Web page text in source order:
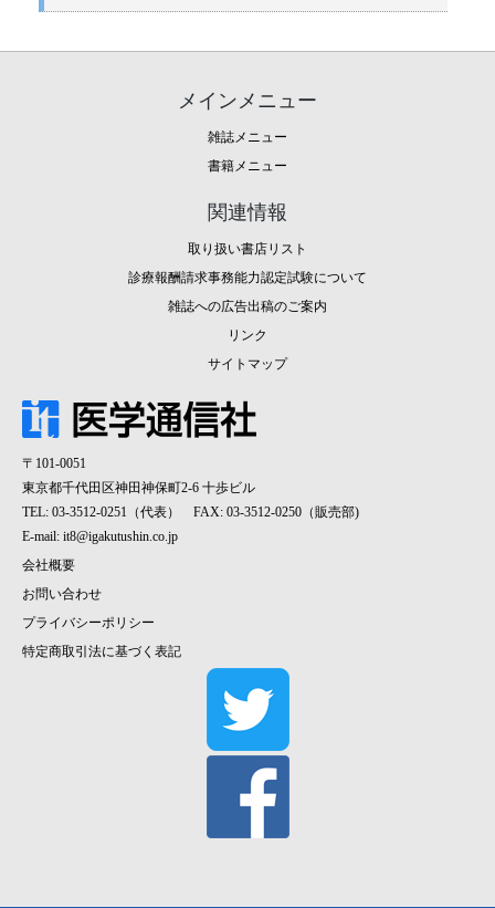
メインメニュー
雑誌メニュー
書籍メニュー
関連情報
取り扱い書店リスト
診療報酬請求事務能力認定試験について
雑誌への広告出稿のご案内
リンク
サイトマップ
〒101-0051
東京都千代田区神田神保町2-6 十歩ビル
TEL: 03-3512-0251（代表） FAX: 03-3512-0250（販売部)
E-mail: it8@igakutushin.co.jp
会社概要
お問い合わせ
プライバシーポリシー
特定商取引法に基づく表記